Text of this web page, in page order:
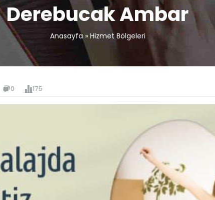
Derebucak Ambar
Anasayfa» Hizmet Bölgeleri
0 175